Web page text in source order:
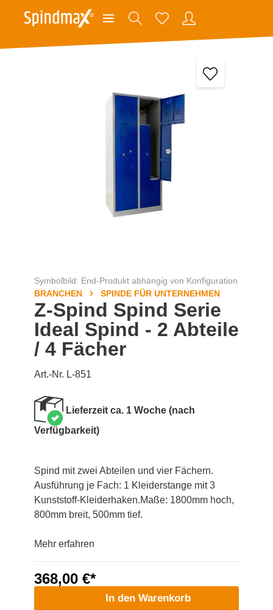
Symbolbild: End-Produkt abhängig von Konfiguration
BRANCHEN
SPINDE FÜR UNTERNEHMEN
Z-Spind Spind Serie
Ideal Spind - 2 Abteile
/ 4 Fächer
Art.-Nr. L-851
Lieferzeit ca. 1 Woche (nach
Verfügbarkeit)
Spind mit zwei Abteilen und vier Fächern.
Ausführung je Fach: 1 Kleiderstange mit 3
Kunststoff-Kleiderhaken.Maße: 1800mm hoch,
800mm breit, 500mm tief.
Mehr erfahren
368,00 €*
In den Warenkorb